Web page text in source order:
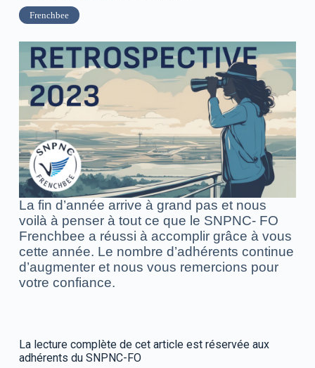
Frenchbee
La fin d’année arrive à grand pas et nous
voilà à penser à tout ce que le SNPNC- FO
Frenchbee a réussi à accomplir grâce à vous
cette année. Le nombre d’adhérents continue
d’augmenter et nous vous remercions pour
votre confiance.
La lecture complète de cet article est réservée aux
adhérents du SNPNC-FO